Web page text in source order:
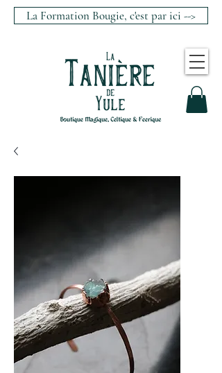
La Formation Bougie, c'est par ici -->